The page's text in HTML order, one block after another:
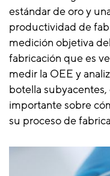
estándar de oro y
productividad de
medición objetiva
fabricación que es
medir la OEE y
botella
importante sobre
su proceso de